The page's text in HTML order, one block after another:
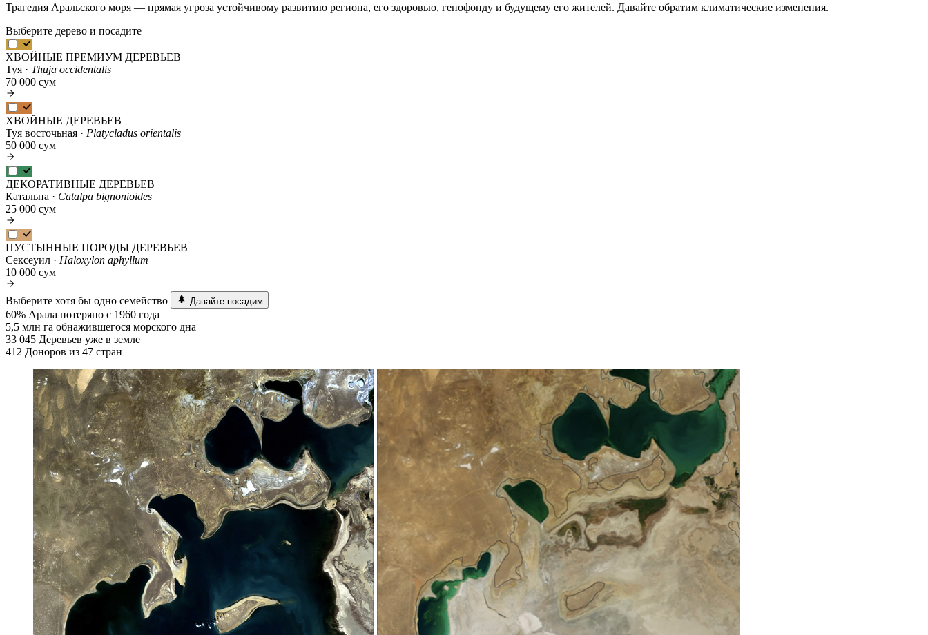
Трагедия Аральского моря — прямая угроза устойчивому развитию региона, его здоровью, генофонду и будущему его жителей. Давайте обратим климатические изменения.
Выберите дерево и посадите
ХВОЙНЫЕ ПРЕМИУМ ДЕРЕВЬЕВ
Туя · Thuja occidentalis
70 000 сум
ХВОЙНЫЕ ДЕРЕВЬЕВ
Туя восточьная · Platycladus orientalis
50 000 сум
ДЕКОРАТИВНЫЕ ДЕРЕВЬЕВ
Катальпа · Catalpa bignonioides
25 000 сум
ПУСТЫННЫЕ ПОРОДЫ ДЕРЕВЬЕВ
Сексеуил · Haloxylon aphyllum
10 000 сум
Выберите хотя бы одно семейство Давайте посадим
60% Арала потеряно с 1960 года
5,5 млн га обнажившегося морского дна
33 045 Деревьев уже в земле
412 Доноров из 47 стран